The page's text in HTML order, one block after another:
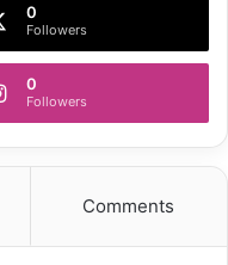
0
Followers
0
Followers
Comments